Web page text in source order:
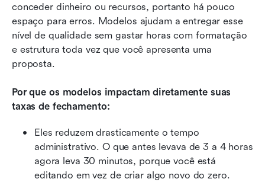
conceder dinheiro ou recursos, portanto há pouco
espaço para erros. Modelos ajudam a entregar esse
nível de qualidade sem gastar horas com formatação
e estrutura toda vez que você apresenta uma
proposta.
Por que os modelos impactam diretamente suas
taxas de fechamento:
Eles reduzem drasticamente o tempo
administrativo. O que antes levava de 3 a 4 horas
agora leva 30 minutos, porque você está
editando em vez de criar algo novo do zero.